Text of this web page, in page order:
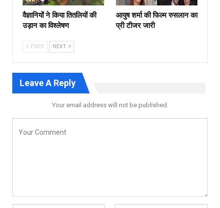
वैज्ञानियों ने किया तितलियों की
उड़ान का विश्लेषण
आयुष शर्मा की फिल्म रुसलान का
प्री टीजर जारी
PREV NEXT
Leave A Reply
Your email address will not be published.